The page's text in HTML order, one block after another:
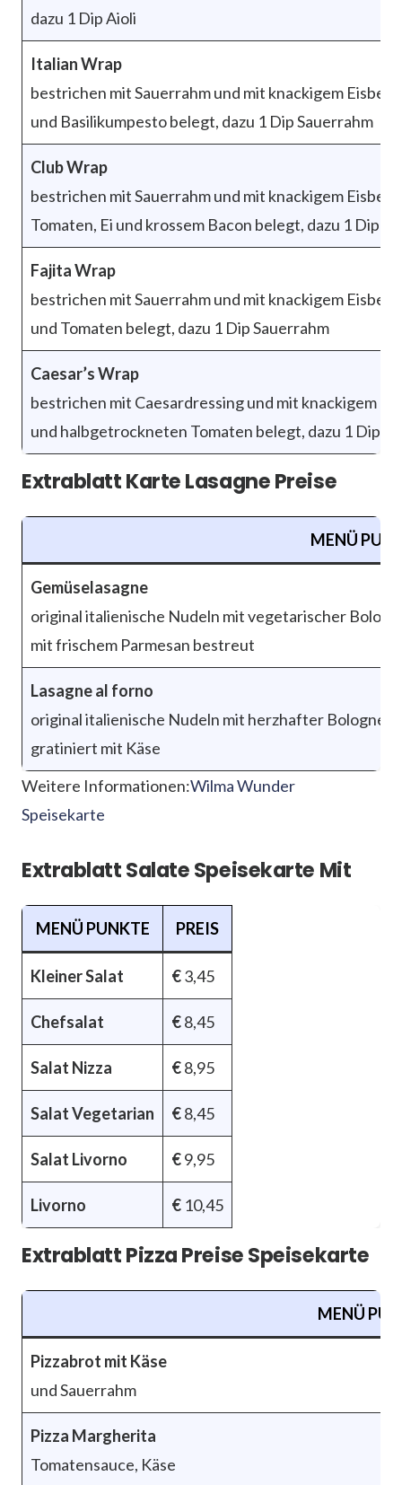
dazu 1 Dip Aioli
Italian Wrap
bestrichen mit Sauerrahm und mit knackigem
und Basilikumpesto belegt, dazu 1 Dip Sauerrahm
Club Wrap
bestrichen mit Sauerrahm und mit knackigem
Tomaten, Ei und krossem Bacon belegt, dazu 1 Dip
Fajita Wrap
bestrichen mit Sauerrahm und mit knackigem
und Tomaten belegt, dazu 1 Dip Sauerrahm
Caesar’s Wrap
bestrichen mit Caesardressing und mit knackigem
und halbgetrockneten Tomaten belegt, dazu 1 Dip
Extrablatt Karte Lasagne Preise
MENÜ
Gemüselasagne
original italienische Nudeln mit vegetarischer
mit frischem Parmesan bestreut
Lasagne al forno
original italienische Nudeln mit herzhafter
gratiniert mit Käse
Weitere Informationen:Wilma Wunder
Speisekarte
Extrablatt Salate Speisekarte Mit
MENÜ PUNKTE PREIS
Kleiner Salat €3,45
Chefsalat €8,45
Salat Nizza €8,95
Salat Vegetarian €8,45
Salat Livorno €9,95
Livorno € 10,45
Extrablatt Pizza Preise Speisekarte
MENÜ
Pizzabrot mit Käse
und Sauerrahm
Pizza Margherita
Tomatensauce, Käse